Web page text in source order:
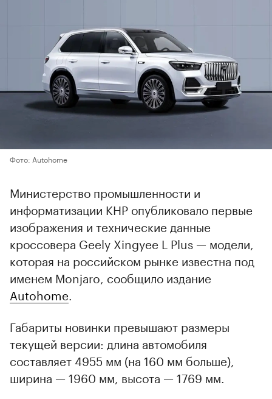
Фото: Autohome
Министерство промышленности и
информатизации КНР опубликовало первые
изображения и технические данные
кроссовера Geely Xingyee L Plus — модели,
которая на российском рынке известна под
именем Monjaro, сообщило издание
Autohome
Габариты новинки превышают размеры
текущей версии: длина автомобиля
составляет 4955 мм (на 160 мм больше),
ширина — 1960 мм, высота — 1769 мм.